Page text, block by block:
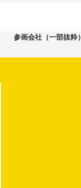
参画会社（一部抜粋）